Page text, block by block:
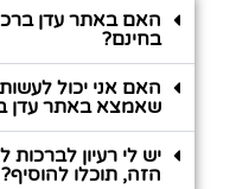
האם באתר עדן
בחינם?
האם אני יכול
שאמצא באתר עדן
יש לי רעיון
הזה, תוכלו להוסיף?